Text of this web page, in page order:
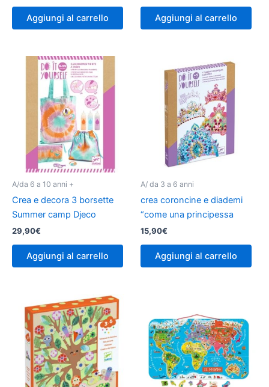
Aggiungi al carrello Aggiungi al carrello
A/da 6 a 10 anni +
Crea e decora 3 borsette
Summer camp Djeco
29,90€
Aggiungi al carrello
A/ da 3 a 6 anni
crea coroncine e diademi
“come una principessa
15,90€
Aggiungi al carrello